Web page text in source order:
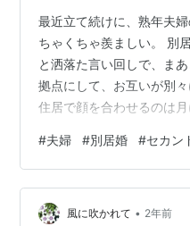
最近立て続けに、熟年夫
ちゃくちゃ羨ましい。 別
と洒落た言い回しで、ま
拠点にして、お互いが別
住居で顔を合わせるのは
間や空間を共にするのが
う苦行以外ない。 まずと
とか音とか明るさとか動
反応してしまうから、無
#夫婦 #別居婚 #セカン
風に吹かれて • 2年前